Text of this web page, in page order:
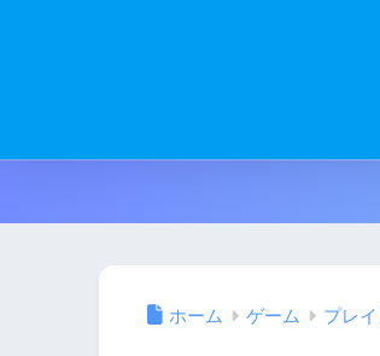
ホーム ゲーム プレイ